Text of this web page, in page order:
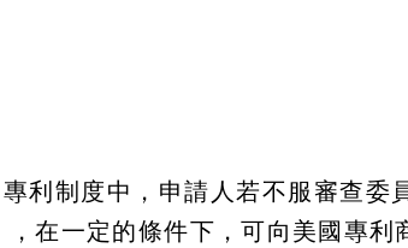
，在一定的條件下，可向美國專